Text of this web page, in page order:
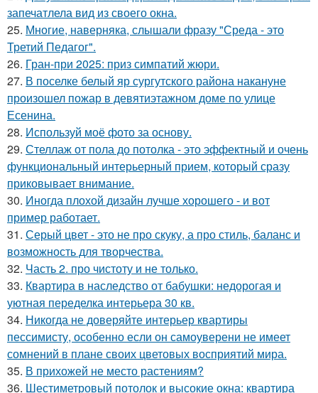
запечатлела вид из своего окна.
25. Многие, наверняка, слышали фразу "Среда - это
Третий Педагог".
26. Гран-при 2025: приз симпатий жюри.
27. В поселке белый яр сургутского района накануне
произошел пожар в девятиэтажном доме по улице
Есенина.
28. Используй моё фото за основу.
29. Стеллаж от пола до потолка - это эффектный и очень
функциональный интерьерный прием, который сразу
приковывает внимание.
30. Иногда плохой дизайн лучше хорошего - и вот
пример работает.
31. Серый цвет - это не про скуку, а про стиль, баланс и
возможность для творчества.
32. Часть 2. про чистоту и не только.
33. Квартира в наследство от бабушки: недорогая и
уютная переделка интерьера 30 кв.
34. Никогда не доверяйте интерьер квартиры
пессимисту, особенно если он самоуверени не имеет
сомнений в плане своих цветовых восприятий мира.
35. В прихожей не место растениям?
36. Шестиметровый потолок и высокие окна: квартира